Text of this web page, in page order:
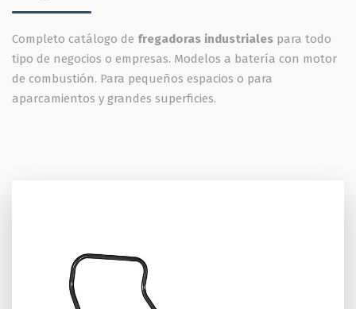
Completo catálogo de fregadoras industriales para todo
tipo de negocios o empresas. Modelos a batería con motor
de combustión. Para pequeños espacios o para
aparcamientos y grandes superficies.